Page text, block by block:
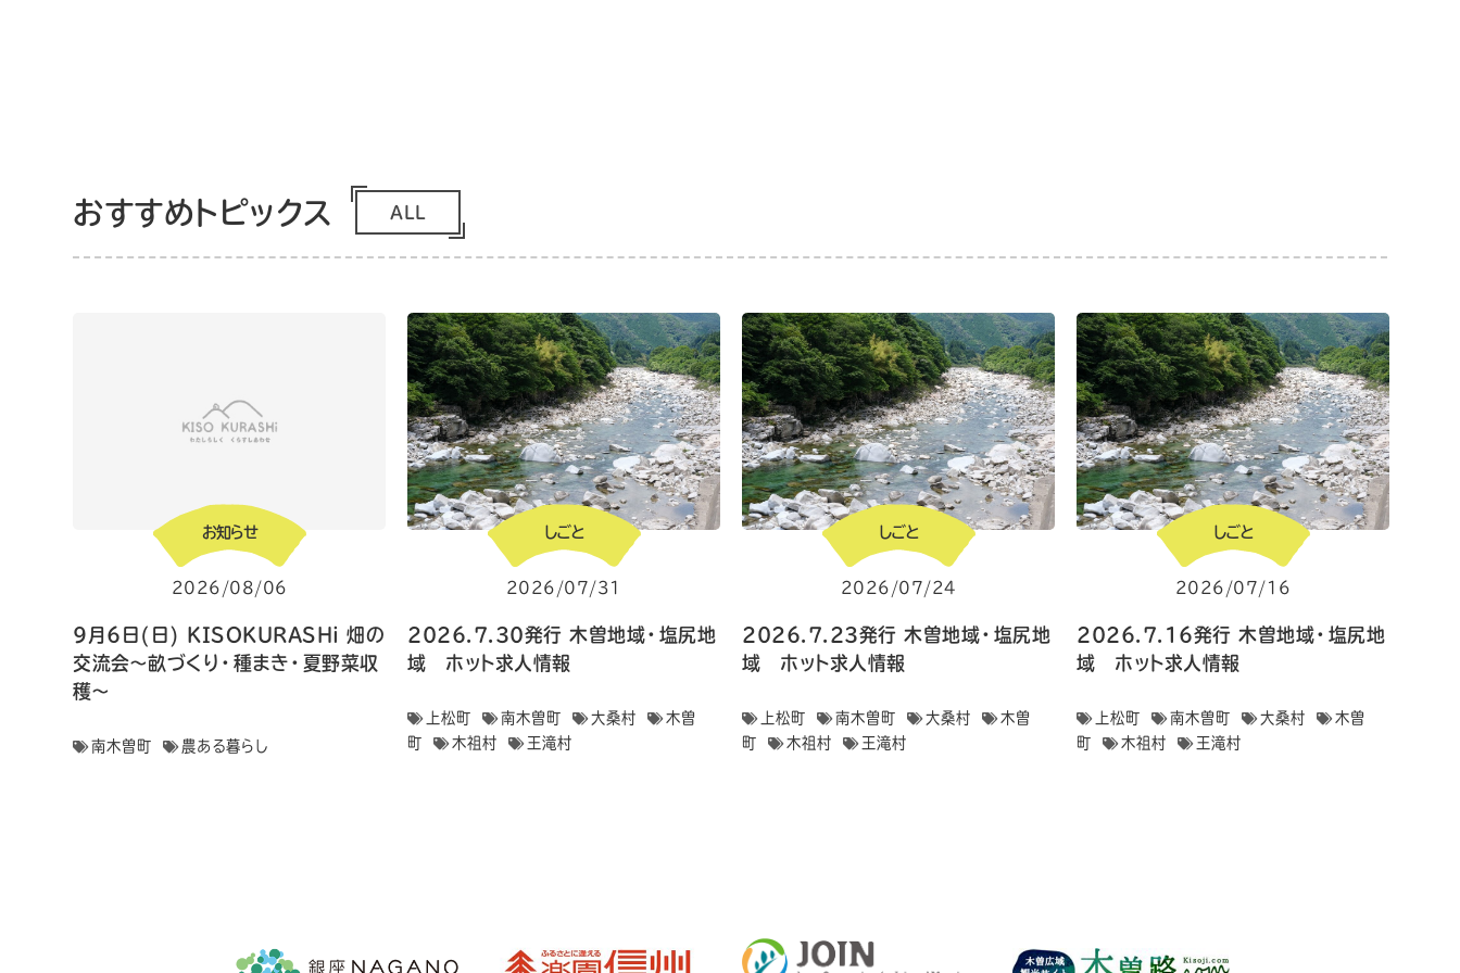
おすすめトピックス ALL
お知らせ
2026/08/06
9月6日(日) KISOKURASHi 畑の
交流会〜畝づくり・種まき・夏野菜収
穫〜
南木曽町 農ある暮らし
しごと
2026/07/31
2026.7.30発行 木曽地域・塩尻地
域 ホット求人情報
上松町 南木曽町 大桑村
木曽
町
木祖村 王滝村
しごと
2026/07/24
2026.7.23発行 木曽地域・塩尻地
域 ホット求人情報
上松町 南木曽町 大桑村
木曽
町
木祖村 王滝村
しごと
2026/07/16
2026.7.16発行 木曽地域・塩尻地
域 ホット求人情報
上松町 南木曽町 大桑村
木曽
町
木祖村 王滝村